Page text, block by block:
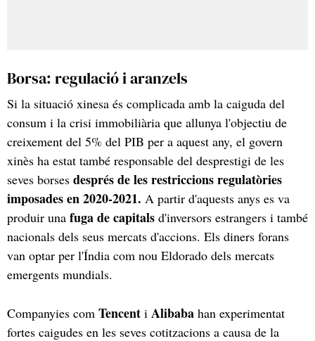
Borsa: regulació i aranzels
Si la situació xinesa és complicada amb la caiguda del
consum i la crisi immobiliària que allunya l'objectiu de
creixement del 5% del PIB per a aquest any, el govern
xinès ha estat també responsable del desprestigi de les
seves borses després de les restriccions regulatòries
imposades en 2020-2021. A partir d'aquests anys es va
produir una fuga de capitals d'inversors estrangers i també
nacionals dels seus mercats d'accions. Els diners forans
van optar per l'Índia com nou Eldorado dels mercats
emergents mundials.
Companyies com Tencent i Alibaba han experimentat
fortes caigudes en les seves cotitzacions a causa de la